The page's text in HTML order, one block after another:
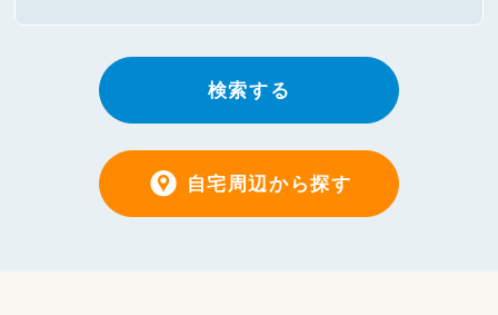
検索する
自宅周辺から探す